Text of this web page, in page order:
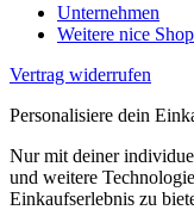
Unternehmen
Weitere nice
Vertrag widerrufen
Personalisiere dein
Nur mit deiner
und weitere
Einkaufserlebnis zu